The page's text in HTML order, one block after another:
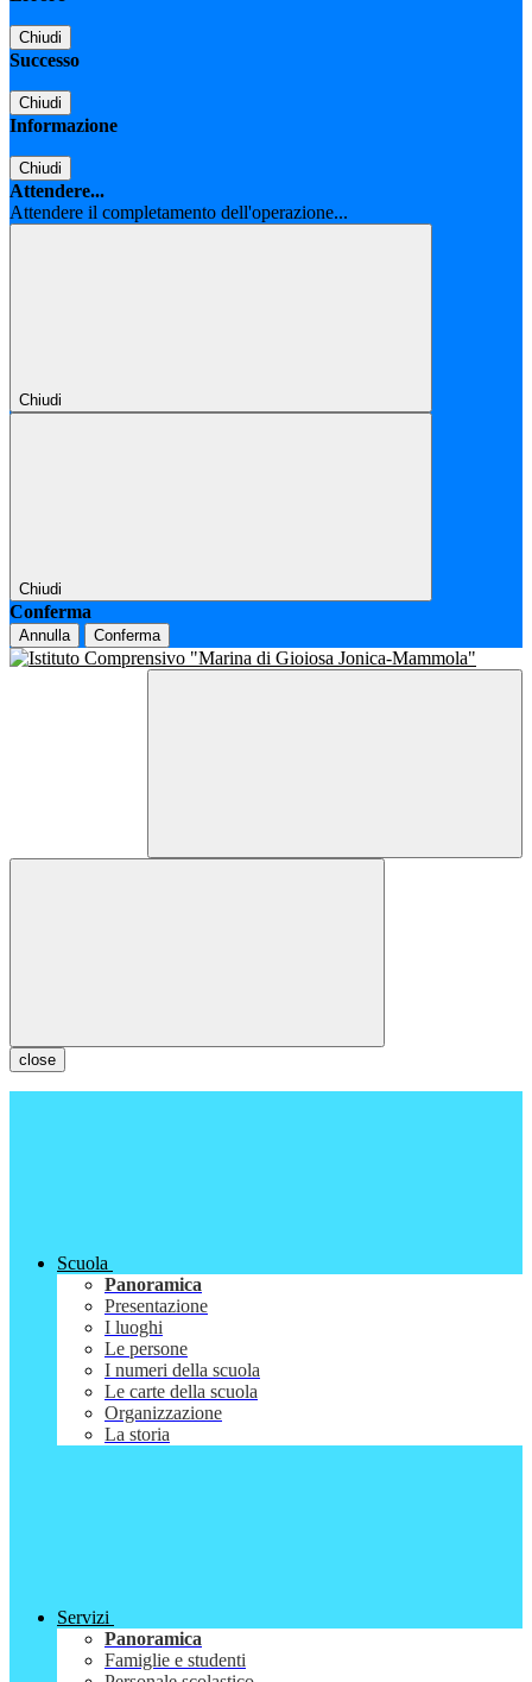
Chiudi
Successo
Chiudi
Informazione
Chiudi
Attendere...
Attendere il completamento dell'operazione...
Chiudi
Chiudi
Conferma
Annulla Conferma
close
Scuola
Panoramica
Presentazione
I luoghi
Le persone
I numeri della scuola
Le carte della scuola
Organizzazione
La storia
Servizi
Panoramica
Famiglie e studenti